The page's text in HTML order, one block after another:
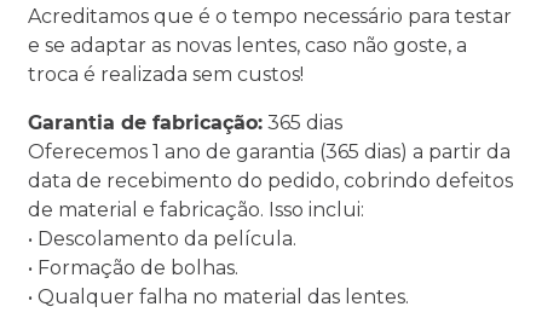
Acreditamos que é o tempo necessário para testar
e se adaptar as novas lentes, caso não goste, a
troca é realizada sem custos!
Garantia de fabricação: 365 dias
Oferecemos 1 ano de garantia (365 dias) a partir da
data de recebimento do pedido, cobrindo defeitos
de material e fabricação. Isso inclui:
• Descolamento da película.
• Formação de bolhas.
• Qualquer falha no material das lentes.